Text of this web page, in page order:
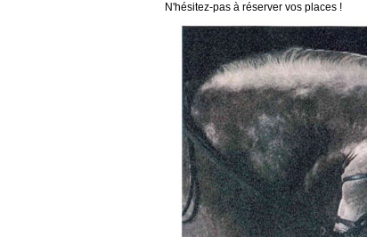
N'hésitez-pas à réserver vos places !